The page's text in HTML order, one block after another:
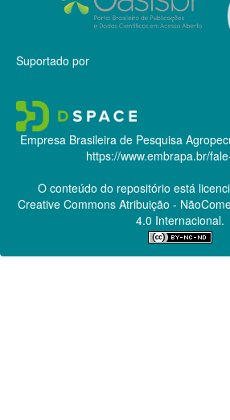
Suportado por
Empresa Brasileira de Pesquisa
https://www.embrapa.br/
O conteúdo do repositório está
Creative CommonsAtribuição -
4.0 Internacional.